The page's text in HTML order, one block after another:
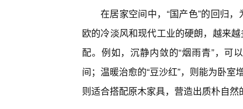
在居家空间中，“国产色”的回归
欧的冷淡风和现代工业的硬朗，越来
配。例如，沉静内敛的“烟雨青”，可
间；温暖治愈的“豆沙红”，则能为卧室
则适合搭配原木家具，营造出质朴自然